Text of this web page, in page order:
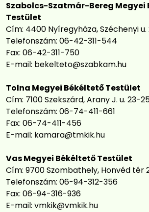
Szabolcs-Szatmár-Bereg Megyei
Testület
Cím: 4400 Nyíregyháza, Széchenyi u.
Telefonszám: 06-42-311-544
Fax: 06-42-311-750
E-mail: bekelteto@szabkam.hu
Tolna Megyei Békéltető Testület
Cím: 7100 Szekszárd, Arany J. u. 23-
Telefonszám: 06-74-411-661
Fax: 06-74-411-456
E-mail: kamara@tmkik.hu
Vas Megyei Békéltető Testület
Cím: 9700 Szombathely, Honvéd tér
Telefonszám: 06-94-312-356
Fax: 06-94-316-936
E-mail: vmkik@vmkik.hu